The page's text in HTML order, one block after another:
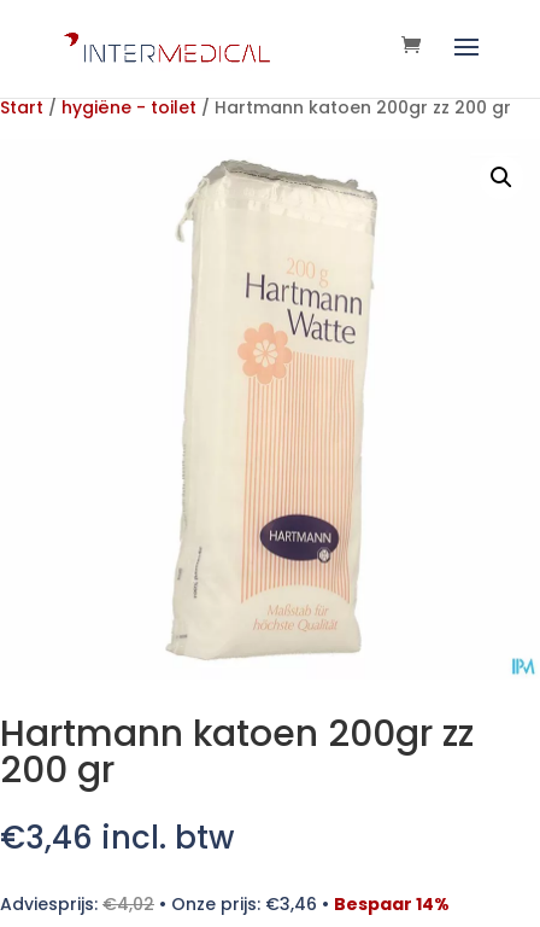
Start / hygiëne - toilet / Hartmann katoen 200gr zz 200 gr
Hartmann katoen 200gr zz
200 gr
€3,46 incl. btw
Adviesprijs: €4,02 • Onze prijs: €3,46 • Bespaar 14%